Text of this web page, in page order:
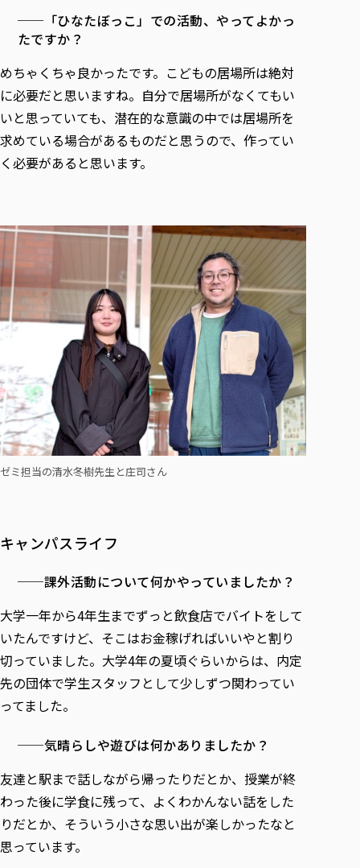
──「ひなたぼっこ」での活動、やってよかっ
たですか？
めちゃくちゃ良かったです。こどもの居場所は絶対
に必要だと思いますね。自分で居場所がなくてもい
いと思っていても、潜在的な意識の中では居場所を
求めている場合があるものだと思うので、作ってい
く必要があると思います。
ゼミ担当の清水冬樹先生と庄司さん
キャンパスライフ
──課外活動について何かやっていましたか？
大学一年から4年生までずっと飲食店でバイトをして
いたんですけど、そこはお金稼げればいいやと割り
切っていました。大学4年の夏頃ぐらいからは、内定
先の団体で学生スタッフとして少しずつ関わってい
ってました。
──気晴らしや遊びは何かありましたか？
友達と駅まで話しながら帰ったりだとか、授業が終
わった後に学食に残って、よくわかんない話をした
りだとか、そういう小さな思い出が楽しかったなと
思っています。